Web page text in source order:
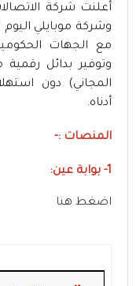
أعلنت شركة
مع الجهات الحكومية
وتوفير بدائل
المجاني) دون
أدناه.
المنصات :-
1- بوابة عين:
اضغط هنا